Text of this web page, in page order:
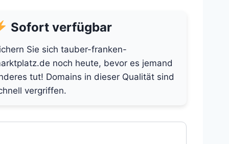
Sofort verfügbar
Sie sich tauber-franken-
noch heute, bevor es jemand
tut! Domains in dieser Qualität sind
vergriffen.